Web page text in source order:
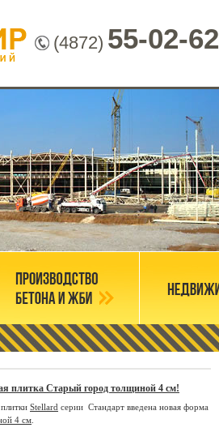
(4872) 55-02-62
плитка Старый город толщиной 4 см!
Stellard серии Стандарт введена новая форма
4 см